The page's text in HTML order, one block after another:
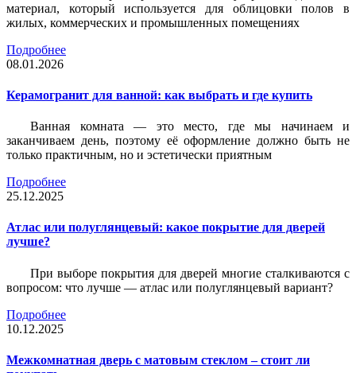
материал, который используется для облицовки полов в
жилых, коммерческих и промышленных помещениях
Подробнее
08.01.2026
Керамогранит для ванной: как выбрать и где купить
Ванная комната — это место, где мы начинаем и
заканчиваем день, поэтому её оформление должно быть не
только практичным, но и эстетически приятным
Подробнее
25.12.2025
Атлас или полуглянцевый: какое покрытие для дверей
лучше?
При выборе покрытия для дверей многие сталкиваются с
вопросом: что лучше — атлас или полуглянцевый вариант?
Подробнее
10.12.2025
Межкомнатная дверь с матовым стеклом – стоит ли